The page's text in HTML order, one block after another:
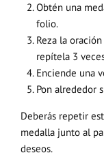
Obtén una
folio.
Reza la
repítela 3
Enciende una
Pon alrededor
Deberás repetir
medalla junto al
deseos.